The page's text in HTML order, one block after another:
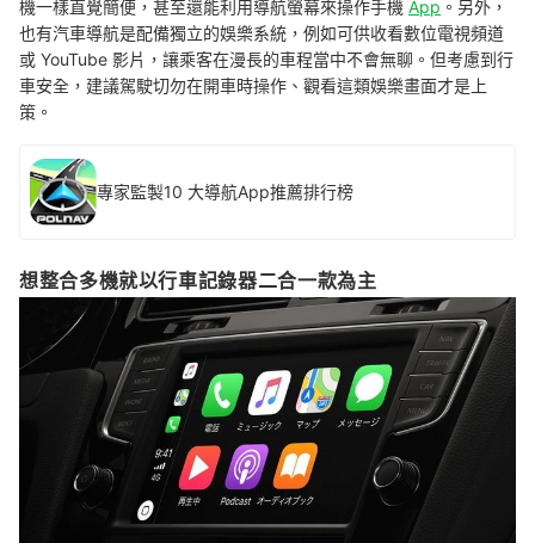
機一樣直覺簡便，甚至還能利用導航螢幕來操作手機 App 。另外，
也有汽車導航是配備獨立的娛樂系統，例如可供收看數位電視頻道
或 YouTube 影片，讓乘客在漫長的車程當中不會無聊。但考慮到行
車安全，建議駕駛切勿在開車時操作、觀看這類娛樂畫面才是上
策。
專家監製10 大導航App推薦排行榜
想整合多機就以行車記錄器二合一款為主